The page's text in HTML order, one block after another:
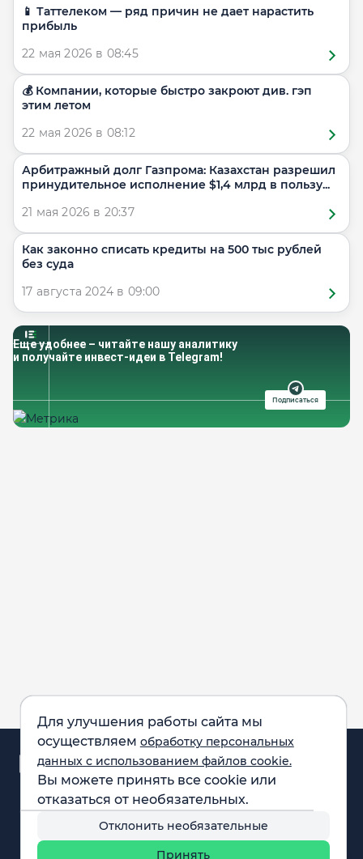
Для улучшения работы сайта мы
осуществляем обработку персональных
данных с использованием файлов cookie.
Вы можете принять все cookie или
отказаться от необязательных.
Отклонить необязательные
Принять
📱 Таттелеком — ряд причин не дает нарастить
прибыль
22 мая 2026 в 08:45
💰 Компании, которые быстро закроют див. гэп
этим летом
22 мая 2026 в 08:12
Арбитражный долг Газпрома: Казахстан разрешил
принудительное исполнение $1,4 млрд в пользу...
21 мая 2026 в 20:37
Как законно списать кредиты на 500 тыс рублей
без суда
17 августа 2024 в 09:00
Еще удобнее – читайте нашу аналитику
и получайте инвест-идеи в Telegram!
Подписаться
Обращаем внимание:
все материалы,
представленные на
Аналитика и
новости
Карта рынка
Компании
F.A.Q.
Обучение
Вебинары